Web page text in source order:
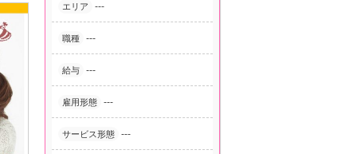
エリア ---
職種 ---
給与 ---
雇用形態 ---
サービス形態 ---